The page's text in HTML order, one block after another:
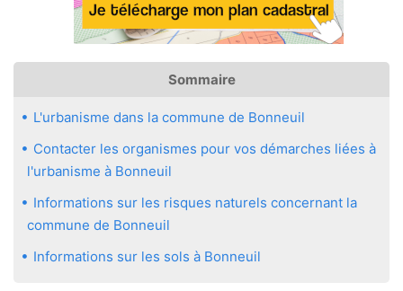
Sommaire
L'urbanisme dans la commune de Bonneuil
Contacter les organismes pour vos démarches liées à
l'urbanisme à Bonneuil
Informations sur les risques naturels concernant la
commune de Bonneuil
Informations sur les sols à Bonneuil